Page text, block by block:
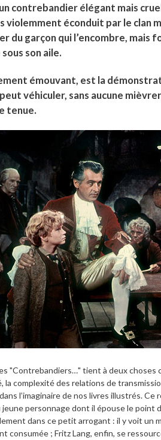
contrebandier élégant mais
violemment éconduit par le clan
du garçon qui l’encombre, mais
son aile.
émouvant, est la
véhiculer, sans aucune
tenue.
"Contrebandiers…" tient à deux choses
la complexité des relations de
l’imaginaire de nos livres illustrés.
jeune personnage dont il épouse le point
dans ce petit arrogant : il y voit un
consumée ; Fritz Lang, enfin, se